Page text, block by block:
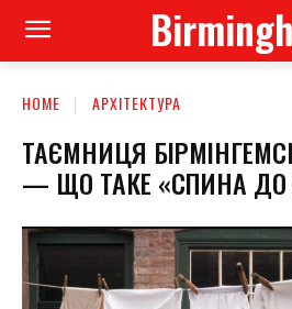
HOME АРХІТЕКТУРА
ТАЄМНИЦЯ
— ЩО ТАКЕ «СПИНА